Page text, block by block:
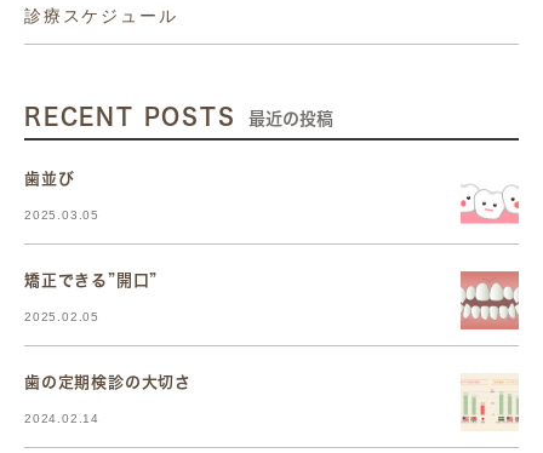
診療スケジュール
RECENT POSTS 最近の投稿
歯並び
2025.03.05
矯正できる”開口”
2025.02.05
歯の定期検診の大切さ
2024.02.14